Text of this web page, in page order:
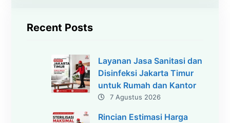
Recent Posts
Layanan Jasa Sanitasi dan
Disinfeksi Jakarta Timur
untuk Rumah dan Kantor
7 Agustus 2026
Rincian Estimasi Harga